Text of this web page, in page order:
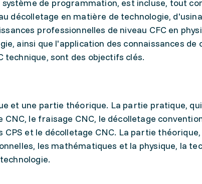
de programmation, est incluse, tout
décolletage en matière de technologie,
professionnelles de niveau CFC en
ainsi que l'application des connaissances de
technique, sont des objectifs clés.
et une partie théorique. La partie pratique, qui
le fraisage CNC, le décolletage
et le décolletage CNC. La partie
les mathématiques et la physique, la